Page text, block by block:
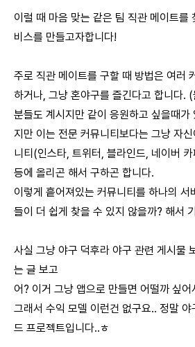
이럴 때 마음 맞는 같은 팀 직관 메이트를
비스를 만들고자합니다!
주로 직관 메이트를 구할 때 방법은 여러
하거나, 그냥 혼야구를 즐긴다고 합니다.
분들도 계시지만 같이 응원하고 싶을때
지만 이는 전문 커뮤니티보다는 그냥 자
니티(인스타, 트위터, 블라인드, 네이버
등에 올리곤 해서 구하곤 합니다.
이렇게 흩어져있는 커뮤니티를 하나의 서
들이 더 쉽게 찾을 수 있지 않을까? 해서
사실 그냥 야구 덕후라 야구 관련 게시물
는 글 보고
어? 이거 그냥 앱으로 만들면 어떨까 싶어
그래서 수익 모델 이런건 없구요.. 정말 야
드 프로젝트입니다..ㅎ